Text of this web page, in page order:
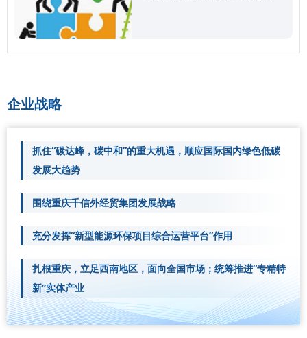
企业战略
抓住“碳达峰，碳中和”的重大机遇，顺应国际国内绿色低碳
发展大趋势
围绕重庆千信外经贸集团发展战略
充分发挥“新型能源环保项目综合运营平台”作用
扎根重庆，立足西南地区，面向全国市场；统筹推进“专精特
新”实体产业